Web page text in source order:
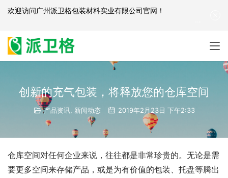
创新的充气包装，将释放您的仓库空间
产品资讯, 新闻动态 2019年2月23日 下午2:33
仓库空间对任何企业来说，往往都是非常珍贵的。无论是需
要更多空间来存储产品，或是为有价值的包装、托盘等腾出
欢迎访问广州派卫格包装材料实业有限公司官网 ！